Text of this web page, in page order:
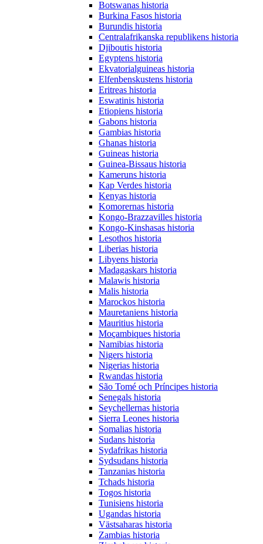
Botswanas historia
Burkina Fasos historia
Burundis historia
Centralafrikanska republikens historia
Djiboutis historia
Egyptens historia
Ekvatorialguineas historia
Elfenbenskustens historia
Eritreas historia
Eswatinis historia
Etiopiens historia
Gabons historia
Gambias historia
Ghanas historia
Guineas historia
Guinea-Bissaus historia
Kameruns historia
Kap Verdes historia
Kenyas historia
Komorernas historia
Kongo-Brazzavilles historia
Kongo-Kinshasas historia
Lesothos historia
Liberias historia
Libyens historia
Madagaskars historia
Malawis historia
Malis historia
Marockos historia
Mauretaniens historia
Mauritius historia
Moçambiques historia
Namibias historia
Nigers historia
Nigerias historia
Rwandas historia
São Tomé och Príncipes historia
Senegals historia
Seychellernas historia
Sierra Leones historia
Somalias historia
Sudans historia
Sydafrikas historia
Sydsudans historia
Tanzanias historia
Tchads historia
Togos historia
Tunisiens historia
Ugandas historia
Västsaharas historia
Zambias historia